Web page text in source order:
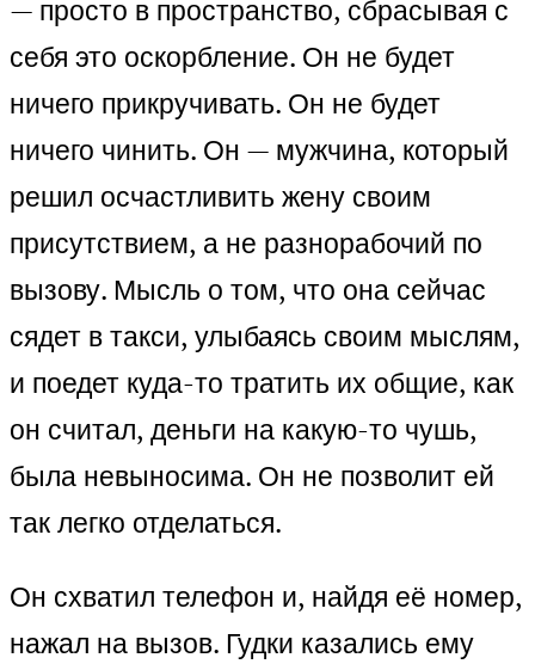
— просто в пространство, сбрасывая с
себя это оскорбление. Он не будет
ничего прикручивать. Он не будет
ничего чинить. Он — мужчина, который
решил осчастливить жену своим
присутствием, а не разнорабочий по
вызову. Мысль о том, что она сейчас
сядет в такси, улыбаясь своим мыслям,
и поедет куда-то тратить их общие, как
он считал, деньги на какую-то чушь,
была невыносима. Он не позволит ей
так легко отделаться.
Он схватил телефон и, найдя её номер,
нажал на вызов. Гудки казались ему